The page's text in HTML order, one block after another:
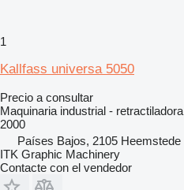
1
Kallfass universa 5050
Precio a consultar
Maquinaria industrial - retractiladora
2000
Países Bajos, 2105 Heemstede
ITK Graphic Machinery
Contacte con el vendedor